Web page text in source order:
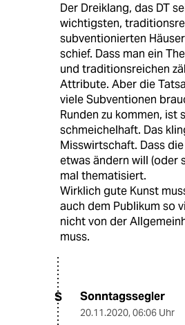
Der Dreiklang, das DT
wichtigsten,
subventionierten
schief. Dass man ein
und traditionsreichen
Attribute. Aber die
viele Subventionen
Runden zu kommen, ist
schmeichelhaft. Das
Misswirtschaft. Dass
etwas ändern will (oder
mal thematisiert.
Wirklich gute Kunst
auch dem Publikum so
nicht von der
muss.
S Sonntagssegler
20.11.2020, 06:06 Uhr